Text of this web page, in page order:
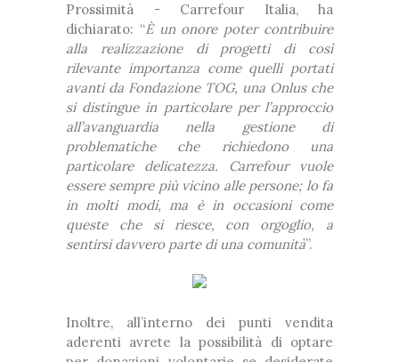
Prossimità - Carrefour Italia, ha
dichiarato: “È un onore poter contribuire
alla realizzazione di progetti di così
rilevante importanza come quelli portati
avanti da Fondazione TOG, una Onlus che
si distingue in particolare per l’approccio
all’avanguardia nella gestione di
problematiche che richiedono una
particolare delicatezza. Carrefour vuole
essere sempre più vicino alle persone; lo fa
in molti modi, ma è in occasioni come
queste che si riesce, con orgoglio, a
sentirsi davvero parte di una comunità”.
Inoltre, all’interno dei punti vendita
aderenti avrete la possibilità di optare